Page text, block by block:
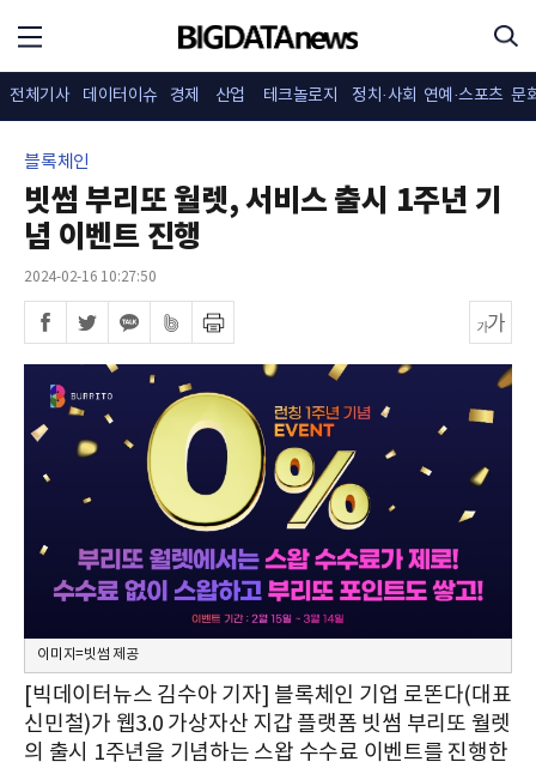
전체기사 데이터이슈 경제 산업 테크놀로지 정치·사회 연예·스포츠 문
블록체인
빗썸 부리또 월렛, 서비스 출시 1주년 기
념 이벤트 진행
2024-02-16 10:27:50
이미지=빗썸 제공
[빅데이터뉴스 김수아 기자] 블록체인 기업 로똔다(대표
신민철)가 웹3.0 가상자산 지갑 플랫폼 빗썸 부리또 월렛
의 출시 1주년을 기념하는 스왑 수수료 이벤트를 진행한